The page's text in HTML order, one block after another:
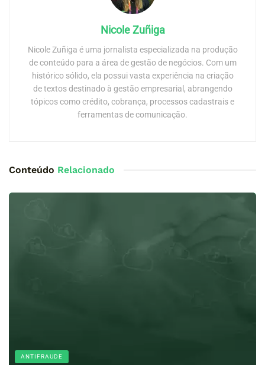
Nicole Zuñiga
Nicole Zuñiga é uma jornalista especializada na produção
de conteúdo para a área de gestão de negócios. Com um
histórico sólido, ela possui vasta experiência na criação
de textos destinado à gestão empresarial, abrangendo
tópicos como crédito, cobrança, processos cadastrais e
ferramentas de comunicação.
Conteúdo Relacionado
ANTIFRAUDE